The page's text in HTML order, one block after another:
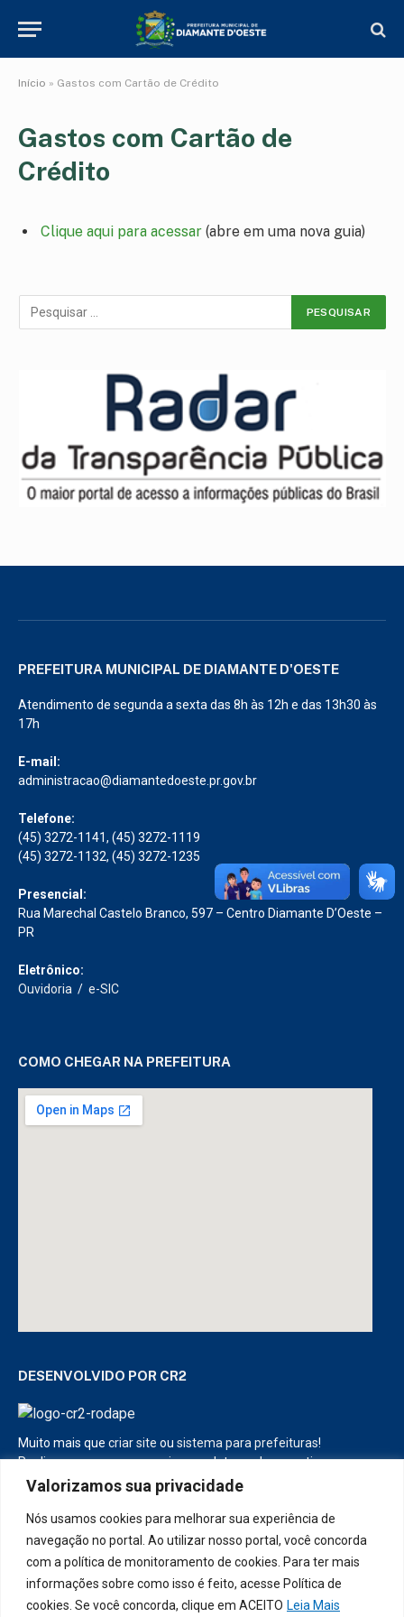
Valorizamos sua privacidade
Nós usamos cookies para melhorar sua experiência de
navegação no portal. Ao utilizar nosso portal, você concorda
com a política de monitoramento de cookies. Para ter mais
informações sobre como isso é feito, acesse Política de
cookies. Se você concorda, clique em ACEITO Leia Mais
Início » Gastos com Cartão de Crédito
Gastos com Cartão de
Crédito
Clique aqui para acessar (abre em uma nova guia)
PREFEITURA MUNICIPAL DE DIAMANTE D'OESTE
Atendimento de segunda a sexta das 8h às 12h e das 13h30 às
17h
E-mail:
administracao@diamantedoeste.pr.gov.br
Telefone:
(45) 3272-1141, (45) 3272-1119
(45) 3272-1132, (45) 3272-1235
Presencial:
Rua Marechal Castelo Branco, 597 – Centro Diamante D’Oeste –
PR
Eletrônico:
Ouvidoria / e-SIC
COMO CHEGAR NA PREFEITURA
DESENVOLVIDO POR CR2
Muito mais que criar site ou sistema para prefeituras!
Realizamos umaassessoriacompleta, onde garantimos em
contrato que todas as exigências dasleis de transparência
Conheça oPNTPe oRadar da Transparência Pública